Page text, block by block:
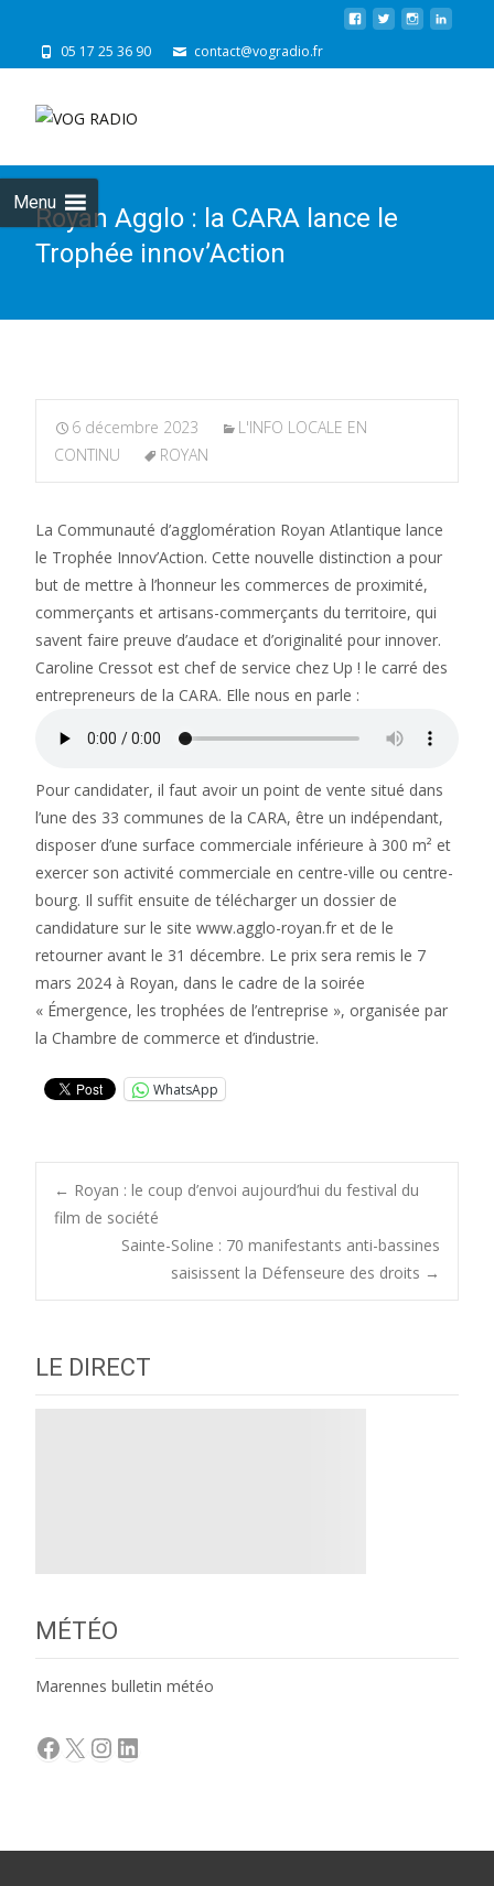
05 17 25 36 90 contact@vogradio.fr
Menu
Royan Agglo : la CARA lance le
Trophée innov’Action
6 décembre 2023
L'INFO LOCALE EN
CONTINU
ROYAN
La Communauté d’agglomération Royan Atlantique lance
le Trophée Innov’Action. Cette nouvelle distinction a pour
but de mettre à l’honneur les commerces de proximité,
commerçants et artisans-commerçants du territoire, qui
savent faire preuve d’audace et d’originalité pour innover.
Caroline Cressot est chef de service chez Up ! le carré des
entrepreneurs de la CARA. Elle nous en parle :
Pour candidater, il faut avoir un point de vente situé dans
l’une des 33 communes de la CARA, être un indépendant,
disposer d’une surface commerciale inférieure à 300 m² et
exercer son activité commerciale en centre-ville ou centre-
bourg. Il suffit ensuite de télécharger un dossier de
candidature sur le site www.agglo-royan.fr et de le
retourner avant le 31 décembre. Le prix sera remis le 7
mars 2024 à Royan, dans le cadre de la soirée
« Émergence, les trophées de l’entreprise », organisée par
la Chambre de commerce et d’industrie.
WhatsApp
Post
navigation
← Royan : le coup d’envoi aujourd’hui du festival du
film de société
Sainte-Soline : 70 manifestants anti-bassines
saisissent la Défenseure des droits →
LE DIRECT
MÉTÉO
Marennes bulletin météo
Facebook
X Instagram
LinkedIn